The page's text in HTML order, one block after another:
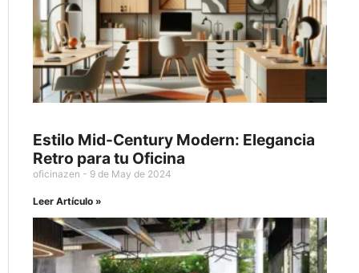
Estilo Mid-Century Modern: Elegancia
Retro para tu Oficina
oficinazen 9 de May de 2024
Leer Artículo »